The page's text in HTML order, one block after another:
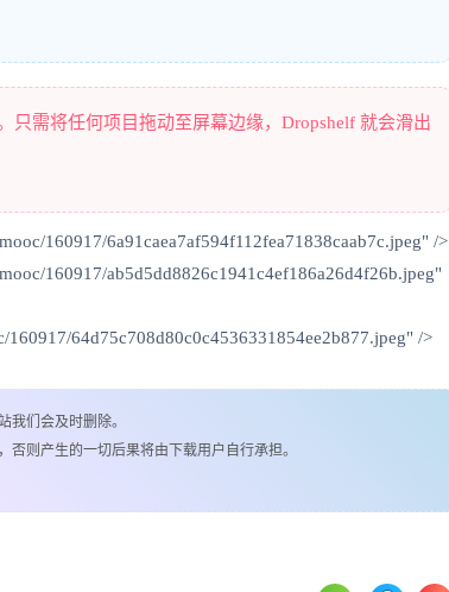
只需将任何项目拖动至屏幕边缘，Dropshelf 就会滑出
160917/6a91caea7af594f112fea71838caab7c.jpeg" />
160917/ab5d5dd8826c1941c4ef186a26d4f26b.jpeg"
64d75c708d80c0c4536331854ee2b877.jpeg" />
我们会及时删除。
则产生的一切后果将由下载用户自行承担。